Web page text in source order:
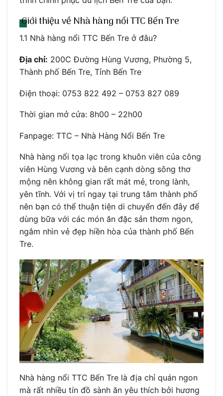
Giới thiệu về Nhà hàng nổi TTC Bến Tre
1.1 Nhà hàng nổi TTC Bến Tre ở đâu?
Địa chỉ: 200C Đường Hùng Vương, Phường 5,
Thành phố Bến Tre, Tỉnh Bến Tre
Điện thoại: 0753 822 492 – 0753 827 089
Thời gian mở cửa: 8h00 – 22h00
Fanpage: TTC – Nhà Hàng Nổi Bến Tre
Nhà hàng nổi tọa lạc trong khuôn viên của công
viên Hùng Vương và bên cạnh dòng sông thơ
mộng nên không gian rất mát mẻ, trong lành,
yên tĩnh. Với vị trí ngay tại trung tâm thành phố
nên bạn có thể thuận tiện di chuyển đến đây để
dùng bữa với các món ăn đặc sản thơm ngon,
ngắm nhìn vẻ đẹp hiền hòa của thành phố Bến
Tre.
Nhà hàng nổi TTC Bến Tre là địa chỉ quán ngon
mà rất nhiều tín đồ sành ăn yêu thích bởi hương